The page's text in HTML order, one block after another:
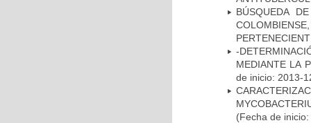
BÚSQUEDA
-
MEDIANTE LA
de inicio: 2013-
(Fecha de